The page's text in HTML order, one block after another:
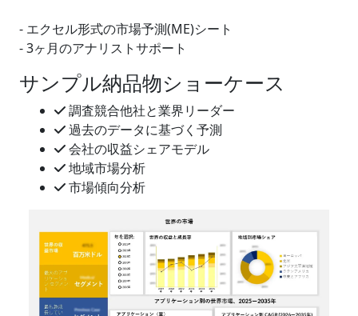
- エクセル形式の市場予測(ME)シート
- 3ヶ月のアナリストサポート
サンプル納品物ショーケース
調査競合他社と業界リーダー
過去のデータに基づく予測
会社の収益シェアモデル
地域市場分析
市場傾向分析